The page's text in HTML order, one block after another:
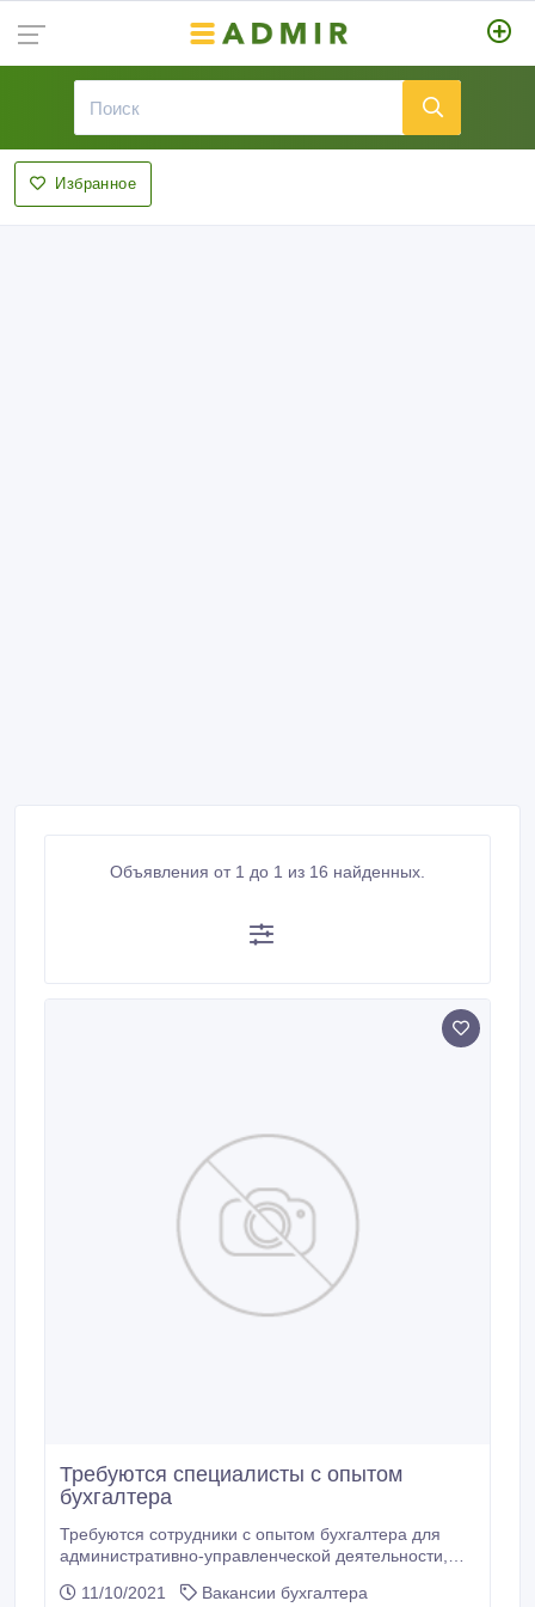
Избранное
Объявления от 1 до 1 из 16 найденных.
Требуются специалисты с опытом
бухгалтера
Требуются сотрудники с опытом бухгалтера для
административно-управленческой деятельности,
Требования: коммуникабельность, ответственность,
11/10/2021
Вакансии бухгалтера